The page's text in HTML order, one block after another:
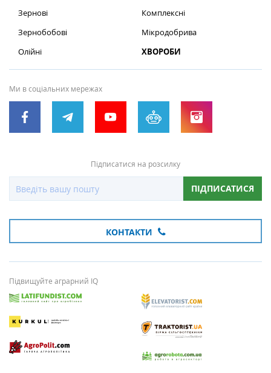
Зернові
Зернобобові
Олійні
Комплексні
Мікродобрива
ХВОРОБИ
Ми в соціальних мережах
Підписатися на розсилку
ПІДПИСАТИСЯ
КОНТАКТИ
Підвищуйте аграрний IQ